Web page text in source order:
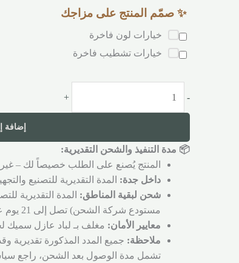
✨ صمّم المنتج على مزاجك
خيارات لون فاخرة
خيارات تشطيب فاخرة
-
+
إضافة
📦 مدة التنفيذ والشحن التقديرية:
المنتج يُصنع على الطلب خصيصاً لك –
داخل جدة: المدة التقديرية للتصنيع والتجهيز
شحن لبقية المناطق: المدة التقديرية
مستودع شركة الشحن) تصل إلى 21 يوم عمل.
معايير الأمان: مغلف بـ لباد عازل سميك
ملاحظة: جميع المدد المذكورة تقديرية
تشمل مدة الوصول بعد الشحن، راجع